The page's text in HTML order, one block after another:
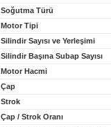
Soğutma Türü
Motor Tipi
Silindir Sayısı ve Yerleşimi
Silindir Başına Subap Sayısı
Motor Hacmi
Çap
Strok
Çap / Strok Oranı